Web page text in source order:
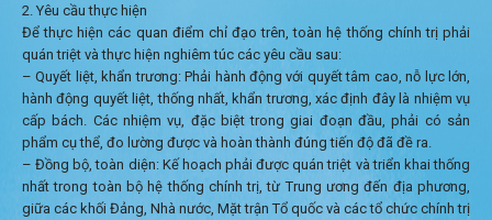
2. Yêu cầu thực hiện
Để thực hiện các quan điểm chỉ đạo trên, toàn hệ thống chính trị phải
quán triệt và thực hiện nghiêm túc các yêu cầu sau:
– Quyết liệt, khẩn trương: Phải hành động với quyết tâm cao, nỗ lực lớn,
hành động quyết liệt, thống nhất, khẩn trương, xác định đây là nhiệm vụ
cấp bách. Các nhiệm vụ, đặc biệt trong giai đoạn đầu, phải có sản
phẩm cụ thể, đo lường được và hoàn thành đúng tiến độ đã đề ra.
– Đồng bộ, toàn diện: Kế hoạch phải được quán triệt và triển khai thống
nhất trong toàn bộ hệ thống chính trị, từ Trung ương đến địa phương,
giữa các khối Đảng, Nhà nước, Mặt trận Tổ quốc và các tổ chức chính trị